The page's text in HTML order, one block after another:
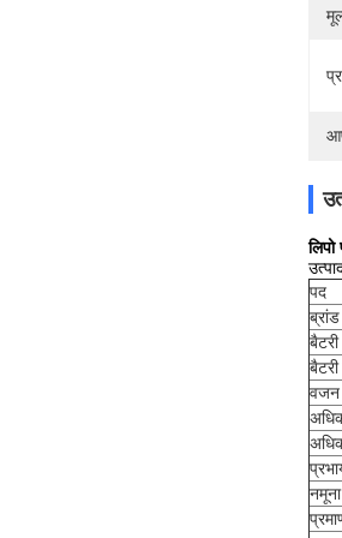
पद
वजन
नमूना